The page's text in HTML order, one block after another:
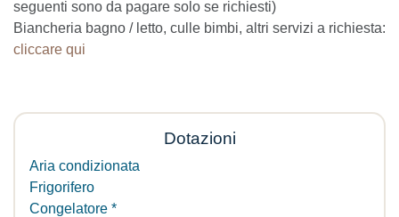
seguenti sono da pagare solo se richiesti)
Biancheria bagno / letto, culle bimbi, altri servizi a richiesta:
cliccare qui
Dotazioni
Aria condizionata
Frigorifero
Congelatore *